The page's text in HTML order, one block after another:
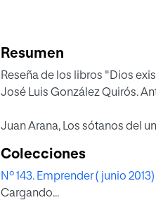
Resumen
Reseña de los libros "Dios existe" de Antony Flew y " Los sótanos
José Luis González Quirós. Antony Flew, Dios existe, Editorial Trotta, Madrid 2012, 167 págs.
Juan Arana, Los sótanos del
Colecciones
Nº 143. Emprender ( junio 2013)
Cargando...